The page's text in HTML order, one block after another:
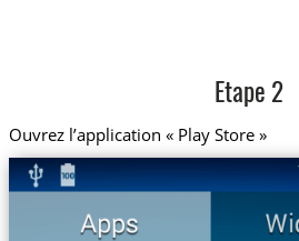
Etape 2
Ouvrez l’application « Play Store »